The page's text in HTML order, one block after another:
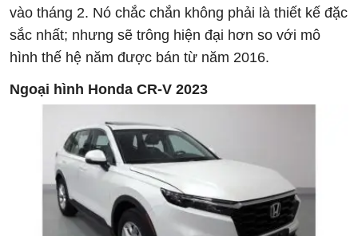
vào tháng 2. Nó chắc chắn không phải là thiết kế đặc
sắc nhất; nhưng sẽ trông hiện đại hơn so với mô
hình thế hệ năm được bán từ năm 2016.
Ngoại hình Honda CR-V 2023